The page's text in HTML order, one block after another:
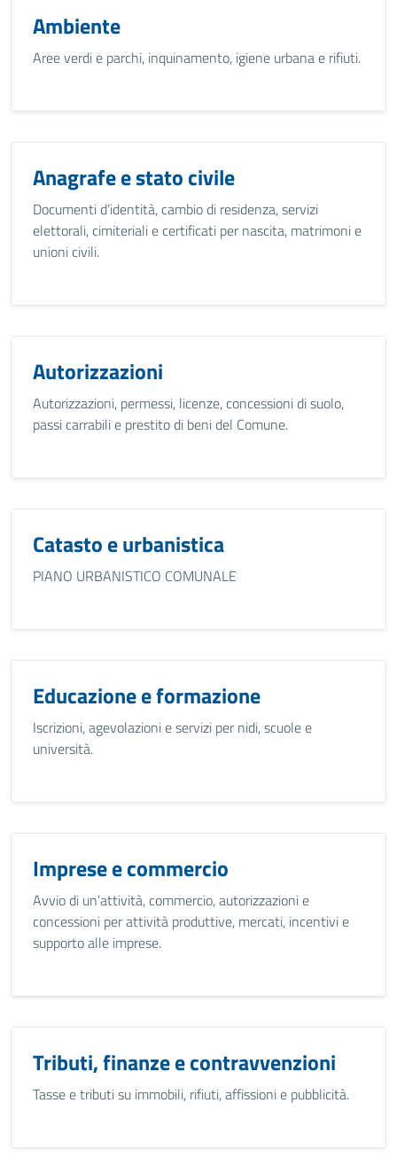
Ambiente
Aree verdi e parchi, inquinamento, igiene urbana e rifiuti.
Anagrafe e stato civile
Documenti d’identità, cambio di residenza, servizi
elettorali, cimiteriali e certificati per nascita, matrimoni e
unioni civili.
Autorizzazioni
Autorizzazioni, permessi, licenze, concessioni di suolo,
passi carrabili e prestito di beni del Comune.
Catasto e urbanistica
PIANO URBANISTICO COMUNALE
Educazione e formazione
Iscrizioni, agevolazioni e servizi per nidi, scuole e
università.
Imprese e commercio
Avvio di un’attività, commercio, autorizzazioni e
concessioni per attività produttive, mercati, incentivi e
supporto alle imprese.
Tributi, finanze e contravvenzioni
Tasse e tributi su immobili, rifiuti, affissioni e pubblicità.